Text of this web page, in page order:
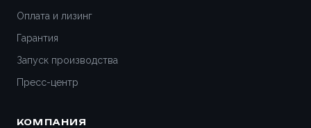
Оплата и лизинг
Гарантия
Запуск производства
Пресс-центр
КОМПАНИЯ